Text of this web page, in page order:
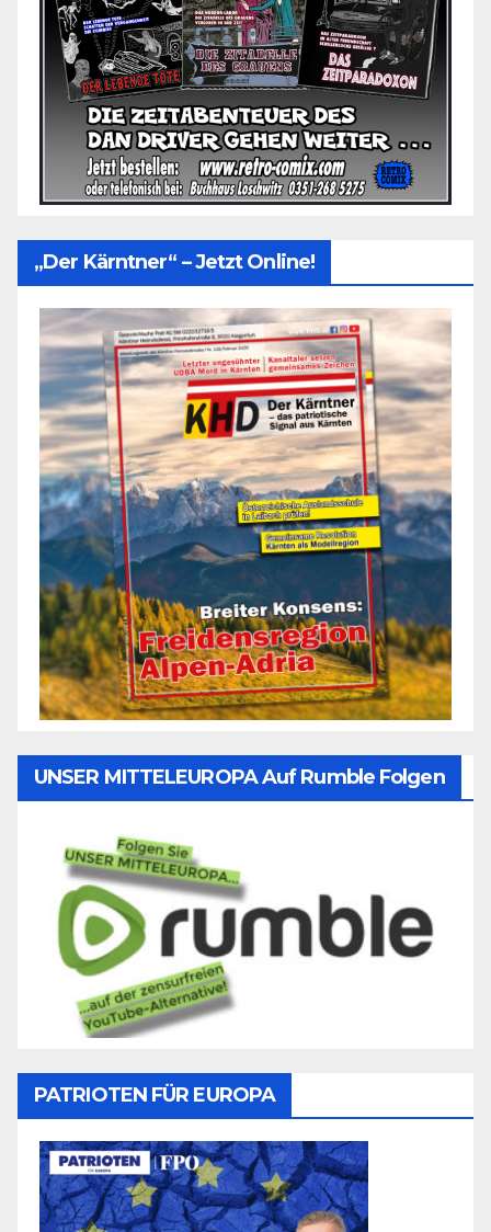
„Der Kärntner“ – Jetzt Online!
UNSER MITTELEUROPA Auf Rumble Folgen
PATRIOTEN FÜR EUROPA